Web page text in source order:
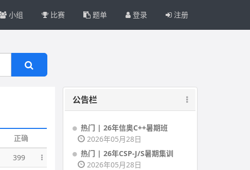
小组 比赛 题单 登录 注册
正确
399
公告栏
热门 | 26年信奥C++暑期班
2026年05月28日
热门 | 26年CSP-J/S暑期集训
2026年05月28日